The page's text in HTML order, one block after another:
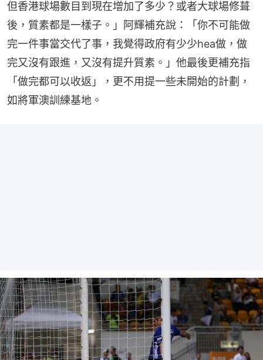
但香港球場數目到現在增加了多少？或者大球場修葺
後，質素都是一樣子。」阿輝補充說：「你不可能做
完一件事當交代了事，我覺得政府有少少hea做，做
完又沒有跟進，又沒有提升質素。」他最後更補充指
「做完都可以收返」，更不用提一些未開始的計劃，
如將軍澳訓練基地。